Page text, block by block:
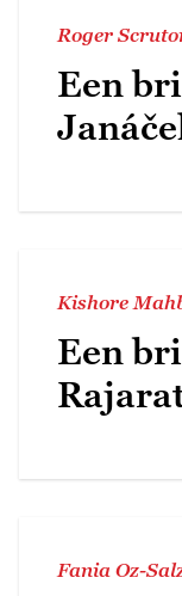
Roger
Een
Kishore
Een
Fania Oz-